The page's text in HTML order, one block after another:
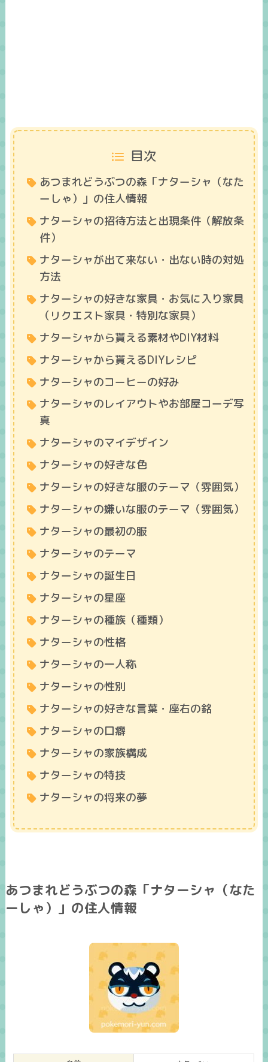
目次
あつまれどうぶつの森「ナターシャ（なた
ーしゃ）」の住人情報
ナターシャの招待方法と出現条件（解放条
件）
ナターシャが出て来ない・出ない時の対処
方法
ナターシャの好きな家具・お気に入り家具
（リクエスト家具・特別な家具）
ナターシャから貰える素材やDIY材料
ナターシャから貰えるDIYレシピ
ナターシャのコーヒーの好み
ナターシャのレイアウトやお部屋コーデ写
真
ナターシャのマイデザイン
ナターシャの好きな色
ナターシャの好きな服のテーマ（雰囲気）
ナターシャの嫌いな服のテーマ（雰囲気）
ナターシャの最初の服
ナターシャのテーマ
ナターシャの誕生日
ナターシャの星座
ナターシャの種族（種類）
ナターシャの性格
ナターシャの一人称
ナターシャの性別
ナターシャの好きな言葉・座右の銘
ナターシャの口癖
ナターシャの家族構成
ナターシャの特技
ナターシャの将来の夢
あつまれどうぶつの森「ナターシャ（なた
ーしゃ）」の住人情報